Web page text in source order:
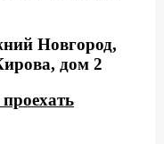
Новгород,
дом 2